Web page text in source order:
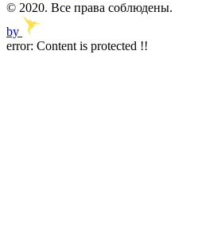
© 2020. Все права соблюдены.
by
error: Content is protected !!